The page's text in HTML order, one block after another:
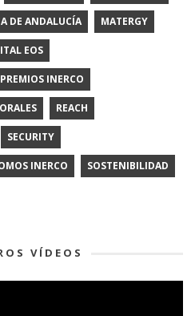
DE ANDALUCÍA MATERGY
EOS
PREMIOS INERCO
REACH
SECURITY
INERCO SOSTENIBILIDAD
VÍDEOS